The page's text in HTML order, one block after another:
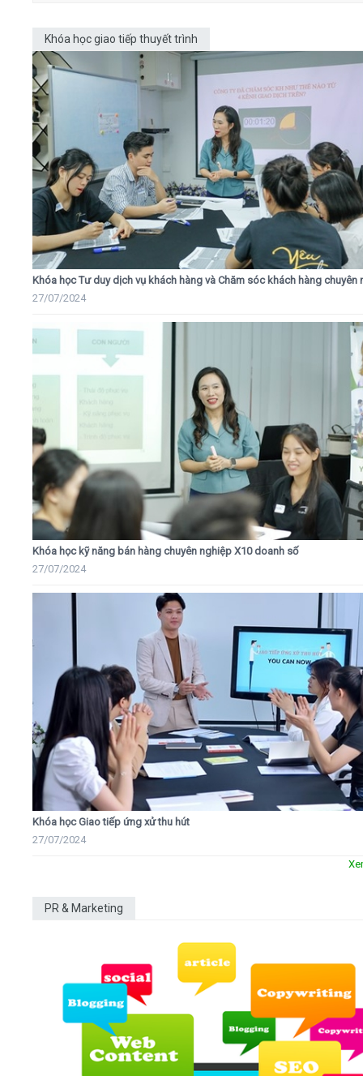
Khóa học giao tiếp thuyết trình
Khóa học Tư duy dịch vụ khách hàng và Chăm sóc khách hàng chuyên
27/07/2024
Khóa học kỹ năng bán hàng chuyên nghiệp X10 doanh số
27/07/2024
Khóa học Giao tiếp ứng xử thu hút
27/07/2024
PR & Marketing